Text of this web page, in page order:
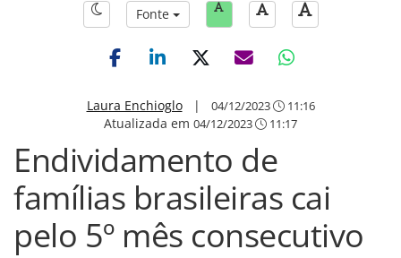
Fonte
Laura Enchioglo| 04/12/2023 11:16
Atualizada em 04/12/2023 11:17
Endividamento de
famílias brasileiras cai
pelo 5º mês consecutivo